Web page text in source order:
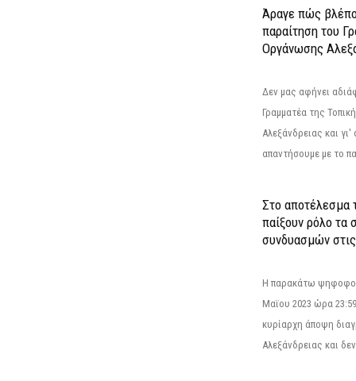
Άραγε πώς
παραίτηση του
Οργάνωσης
Δεν μας αφήνει
Γραμματέα της
Αλεξάνδρειας και γι'
απαντήσουμε με το
Στο αποτέλεσμα
παίξουν ρόλο τα
συνδυασμών
Η παρακάτω
Μαϊου 2023 ώρα
κυρίαρχη άποψη
Αλεξάνδρειας και